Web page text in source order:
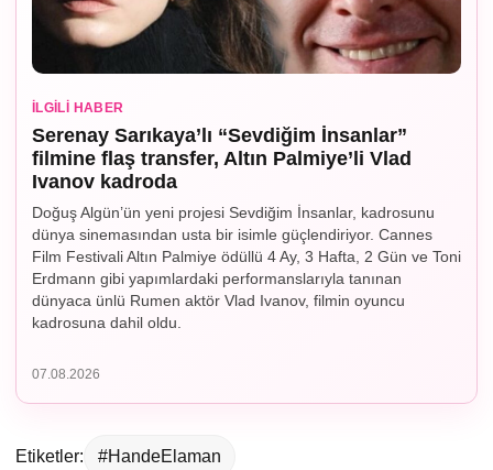
İLGILI HABER
Serenay Sarıkaya’lı “Sevdiğim İnsanlar”
filmine flaş transfer, Altın Palmiye’li Vlad
Ivanov kadroda
Doğuş Algün’ün yeni projesi Sevdiğim İnsanlar, kadrosunu
dünya sinemasından usta bir isimle güçlendiriyor. Cannes
Film Festivali Altın Palmiye ödüllü 4 Ay, 3 Hafta, 2 Gün ve Toni
Erdmann gibi yapımlardaki performanslarıyla tanınan
dünyaca ünlü Rumen aktör Vlad Ivanov, filmin oyuncu
kadrosuna dahil oldu.
07.08.2026
Etiketler: #HandeElaman